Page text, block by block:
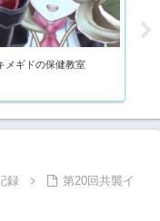
メギドの保健教室
録
第20回共襲イ